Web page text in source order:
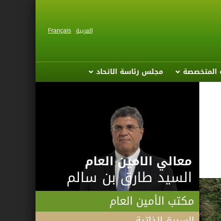
العربية Français
المتخصصة مجلس رئاسة الاتحاد
معالي الامين العام
السيد طارق بن سالم
مكتب الأمين العام